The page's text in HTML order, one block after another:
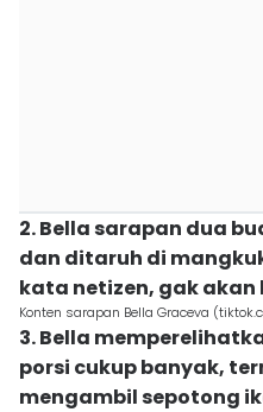
2. Bella sarapan dua
dan ditaruh di
kata netizen, gak akan
Konten sarapan Bella Graceva
3. Bella
porsi cukup banyak,
mengambil sepotong